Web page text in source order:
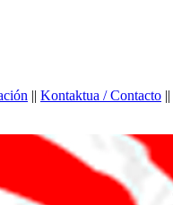
|| Kontaktua / Contacto ||